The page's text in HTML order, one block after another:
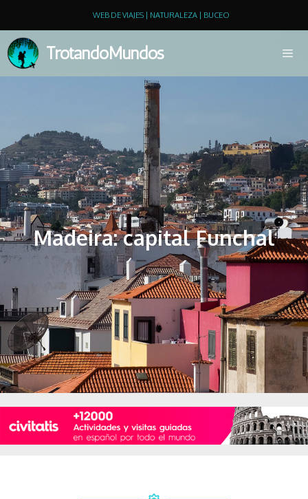
WEB DE VIAJES | NATURALEZA | BUCEO
TrotandoMundos
Madeira: capital Funchal